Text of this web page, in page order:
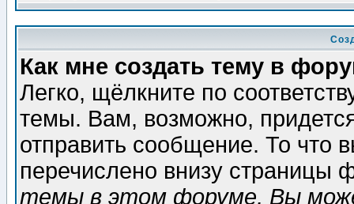
Как мне создать тему в
Легко, щёлкните по
темы. Вам, возможно,
отправить сообщение. То что
перечислено внизу страницы
темы в этом форуме, Вы